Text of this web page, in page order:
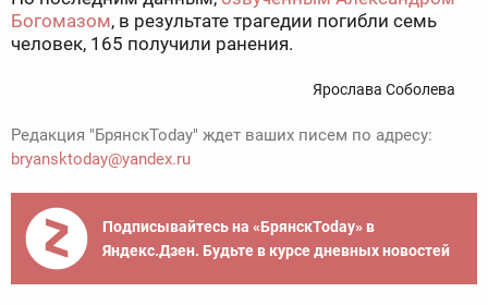
Богомазом, в результате трагедии погибли семь
человек, 165 получили ранения.
Ярослава Соболева
Редакция "БрянскToday" ждет ваших писем по адресу:
bryansktoday@yandex.ru
Подписывайтесь на «БрянскToday» в
Яндекс.Дзен. Будьте в курсе дневных новостей